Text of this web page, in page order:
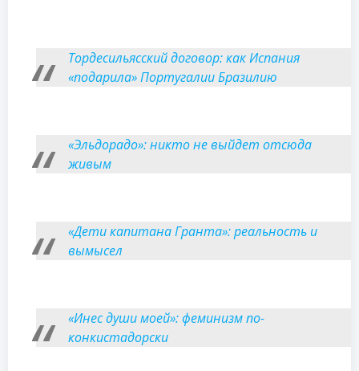
Тордесильясский договор: как Испания
«подарила» Португалии Бразилию
«Эльдорадо»: никто не выйдет отсюда
живым
«Дети капитана Гранта»: реальность и
вымысел
«Инес души моей»: феминизм по-
конкистадорски